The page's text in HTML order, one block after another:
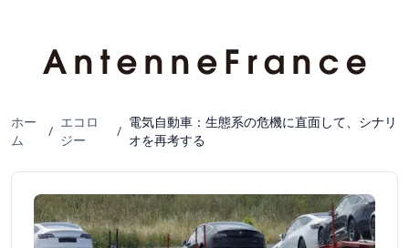
ホー
ム
/
エコロ
ジー
/
電気自動車：生態系の危機に直面して、シナリ
オを再考する